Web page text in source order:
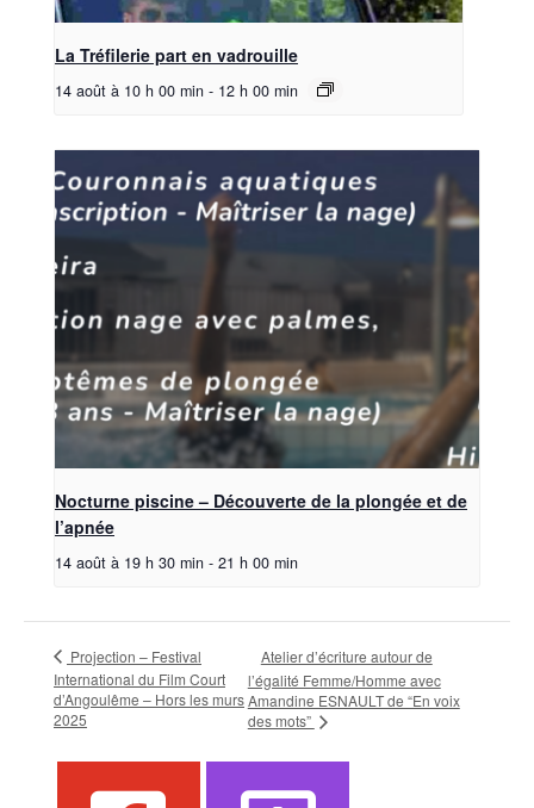
La Tréfilerie part en vadrouille
14 août à 10 h 00 min - 12 h 00 min
Nocturne piscine – Découverte de la plongée et de
l’apnée
14 août à 19 h 30 min - 21 h 00 min
Projection – Festival
International du Film Court
d’Angoulême – Hors les murs
2025
Atelier d’écriture autour de
l’égalité Femme/Homme avec
Amandine ESNAULT de “En voix
des mots”